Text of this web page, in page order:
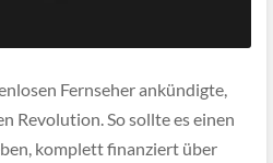
Fernseher ankündigte,
Revolution. So sollte es einen
komplett finanziert über